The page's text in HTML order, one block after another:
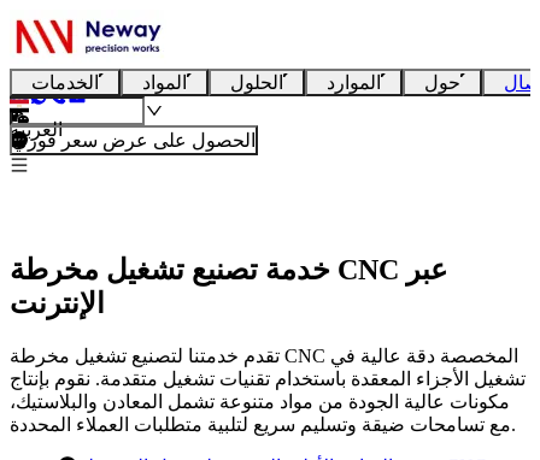
الخدمات المواد الحلول الموارد حول
العربية
الحصول على عرض سعر فوري
خدمة تصنيع تشغيل مخرطة CNC عبر
الإنترنت
تقدم خدمتنا لتصنيع تشغيل مخرطة CNC المخصصة دقة عالية في
تشغيل الأجزاء المعقدة باستخدام تقنيات تشغيل متقدمة. نقوم بإنتاج
مكونات عالية الجودة من مواد متنوعة تشمل المعادن والبلاستيك،
مع تسامحات ضيقة وتسليم سريع لتلبية متطلبات العملاء المحددة.